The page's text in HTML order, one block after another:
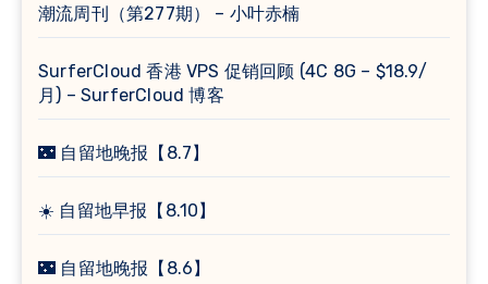
潮流周刊（第277期） – 小叶赤楠
SurferCloud 香港 VPS 促销回顾 (4C 8G – $18.9/
月) – SurferCloud 博客
🌃 自留地晚报【8.7】
☀️ 自留地早报【8.10】
🌃 自留地晚报【8.6】